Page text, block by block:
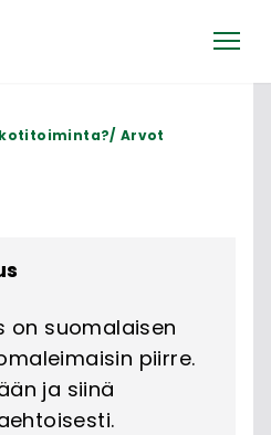
Arvot
on suomalaisen
piirre.
ja siinä